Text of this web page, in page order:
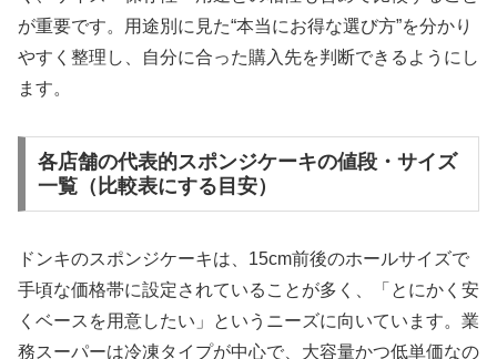
が重要です。用途別に見た“本当にお得な選び方”を分かり
やすく整理し、自分に合った購入先を判断できるようにし
ます。
各店舗の代表的スポンジケーキの値段・サイズ
一覧（比較表にする目安）
ドンキのスポンジケーキは、15cm前後のホールサイズで
手頃な価格帯に設定されていることが多く、「とにかく安
くベースを用意したい」というニーズに向いています。業
務スーパーは冷凍タイプが中心で、大容量かつ低単価なの